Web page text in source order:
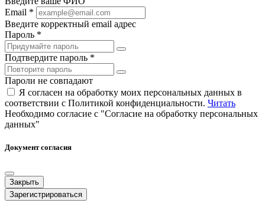
Email *
Введите корректный email адрес
Пароль *
Подтвердите пароль *
Пароли не совпадают
Я согласен на обработку моих персональных данных в
соответствии с Политикой конфиденциальности. Читать
Необходимо согласие с "Согласие на обработку персональных
данных"
Документ согласия
Закрыть
Зарегистрироваться